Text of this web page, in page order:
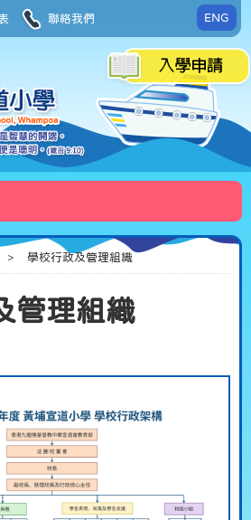
聯絡我們 ENG
> 學校行政及管理組織
管理組織